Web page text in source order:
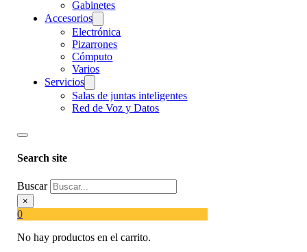
Gabinetes
Accesorios
Electrónica
Pizarrones
Cómputo
Varios
Servicios
Salas de juntas inteligentes
Red de Voz y Datos
Search site
Buscar
×
0
No hay productos en el carrito.